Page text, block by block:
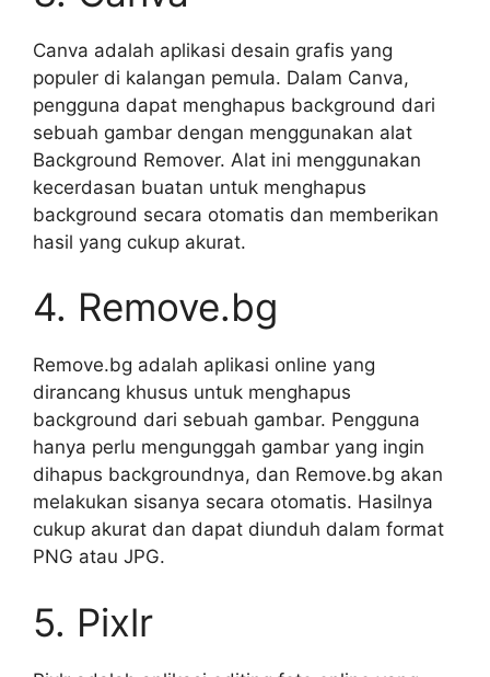
Canva adalah aplikasi desain grafis yang
populer di kalangan pemula. Dalam Canva,
pengguna dapat menghapus background dari
sebuah gambar dengan menggunakan alat
Background Remover. Alat ini menggunakan
kecerdasan buatan untuk menghapus
background secara otomatis dan memberikan
hasil yang cukup akurat.
4. Remove.bg
Remove.bg adalah aplikasi online yang
dirancang khusus untuk menghapus
background dari sebuah gambar. Pengguna
hanya perlu mengunggah gambar yang ingin
dihapus backgroundnya, dan Remove.bg akan
melakukan sisanya secara otomatis. Hasilnya
cukup akurat dan dapat diunduh dalam format
PNG atau JPG.
5. Pixlr